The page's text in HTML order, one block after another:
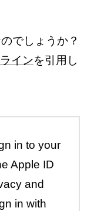
でしょうか？
インを引用し
in to your
Apple ID
and
in with